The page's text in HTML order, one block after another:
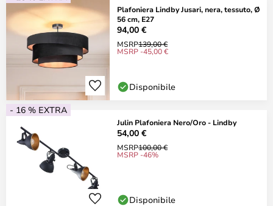
Plafoniera Lindby Jusari, nera, tessuto, Ø
56 cm, E27
94,00 €
MSRP139,00 €
MSRP -45,00 €
Disponibile
- 16 % EXTRA
Julin Plafoniera Nero/Oro - Lindby
54,00 €
MSRP100,00 €
MSRP -46%
Disponibile